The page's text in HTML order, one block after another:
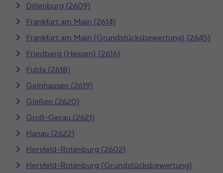
Dillenburg (2609)
Frankfurt am Main (2614)
Frankfurt am Main (Grundstücksbewertung) (2645)
Friedberg (Hessen) (2616)
Fulda (2618)
Gelnhausen (2619)
Gießen (2620)
Groß-Gerau (2621)
Hanau (2622)
Hersfeld-Rotenburg (2602)
Hersfeld-Rotenburg (Grundstücksbewertung)